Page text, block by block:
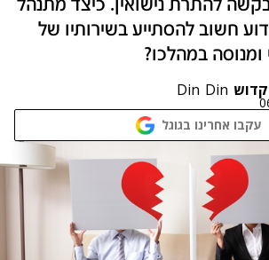
להתרת נישואין. כיצד מתנהל
חשוב להסתייע בשירותיו של
ומנוסה במהלכו?
Din
Din
עקבו אחרינו בגוגל